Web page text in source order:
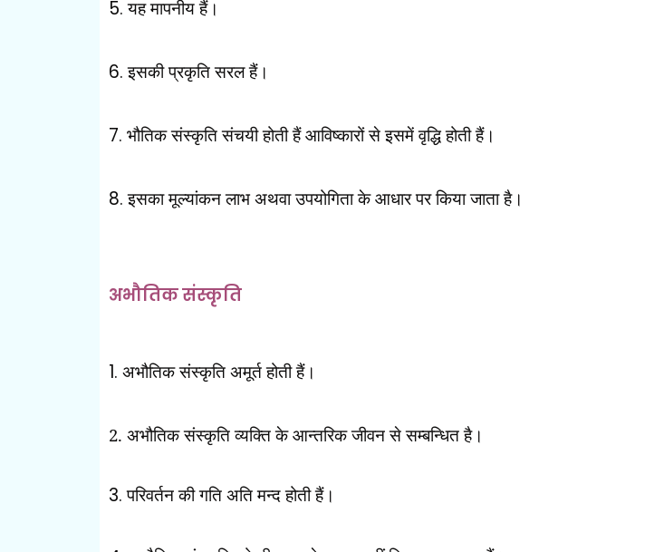
5.यह मापनीय हैं।
6.इसकी प्रकृति सरल हैं।
7. भौतिक संस्कृति संचयी होती हैं आविष्कारों से इसमें वृद्धि होती हैं।
8.इसका मूल्यांकन लाभ अथवा उपयोगिता के आधार पर किया जाता है।
अभौतिक संस्कृति
1. अभौतिक संस्कृति अमूर्त होती हैं।
2. अभौतिक संस्कृति व्यक्ति के आन्तरिक जीवन से सम्बन्धित है।
3.परिवर्तन की गति अति मन्द होती हैं।